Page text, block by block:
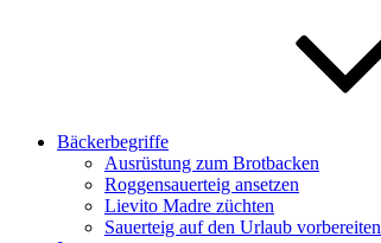
Bäckerbegriffe
Ausrüstung zum Brotbacken
Roggensauerteig ansetzen
Lievito Madre züchten
Sauerteig auf den Urlaub vorbereiten